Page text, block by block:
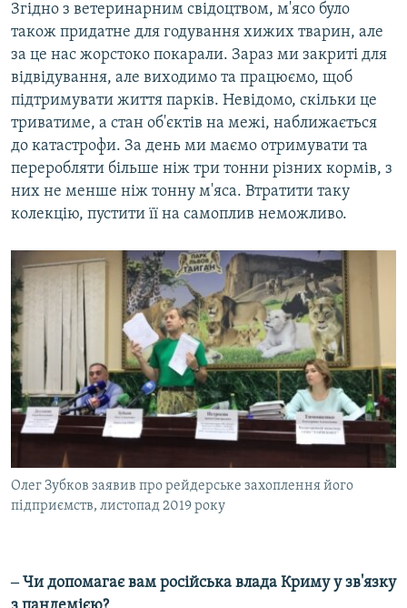
Згідно з ветеринарним свідоцтвом, м'ясо було
також придатне для годування хижих тварин, але
за це нас жорстоко покарали. Зараз ми закриті для
відвідування, але виходимо та працюємо, щоб
підтримувати життя парків. Невідомо, скільки це
триватиме, а стан об'єктів на межі, наближається
до катастрофи. За день ми маємо отримувати та
переробляти більше ніж три тонни різних кормів, з
них не менше ніж тонну м'яса. Втратити таку
колекцію, пустити її на самоплив неможливо.
Олег Зубков заявив про рейдерське захоплення його
підприємств, листопад 2019 року
‒ Чи допомагає вам російська влада Криму у зв'язку